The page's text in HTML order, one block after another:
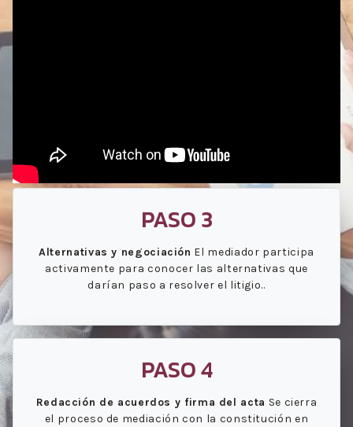
PASO 3
Alternativas y negociación El mediador participa
activamente para conocer las alternativas que
darían paso a resolver el litigio..
PASO 4
Redacción de acuerdos y firma del acta Se cierra
el proceso de mediación con la constitución en